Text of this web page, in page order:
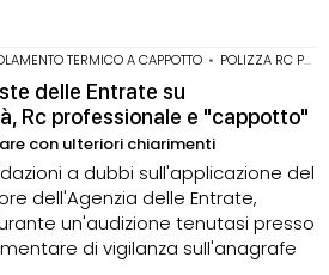
TERMICO A CAPPOTTO • POLIZZA RC PROFESSIONALE
delle Entrate su
Rc professionale e "cappotto"
con ulteriori chiarimenti
a dubbi sull'applicazione del
dell'Agenzia delle Entrate,
un'audizione tenutasi presso
di vigilanza sull'anagrafe